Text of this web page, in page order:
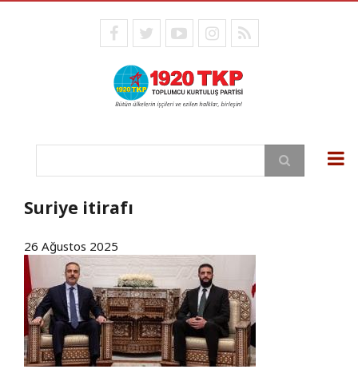
facebooktwitteryoutubeinstagram
RSS
Ara
Suriye itirafı
26 Ağustos 2025